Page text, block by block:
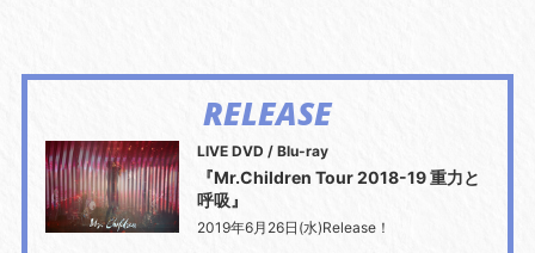
RELEASE
LIVE DVD / Blu-ray
『Mr.Children Tour 2018-19 重力と
呼吸』
2019年6月26日(水)Release！